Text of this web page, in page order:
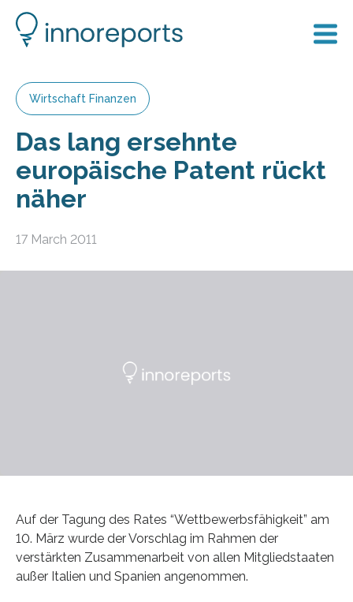
Wirtschaft Finanzen
Das lang ersehnte
europäische Patent rückt
näher
17 March 2011
Auf der Tagung des Rates “Wettbewerbsfähigkeit” am
10. März wurde der Vorschlag im Rahmen der
verstärkten Zusammenarbeit von allen Mitgliedstaaten
außer Italien und Spanien angenommen.